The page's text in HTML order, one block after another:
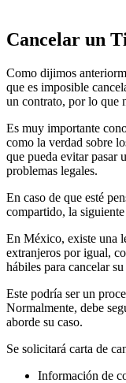
Cancelar un
Como dijimos
que es imposible
un contrato, por lo que
Es muy importante
como la verdad sobre
que pueda evitar pasar
problemas legales.
En caso de que esté
compartido, la
En México, existe una
extranjeros por igual,
hábiles para cancelar
Este podría ser un
Normalmente, debe
aborde su caso.
Se solicitará carta de
Información de